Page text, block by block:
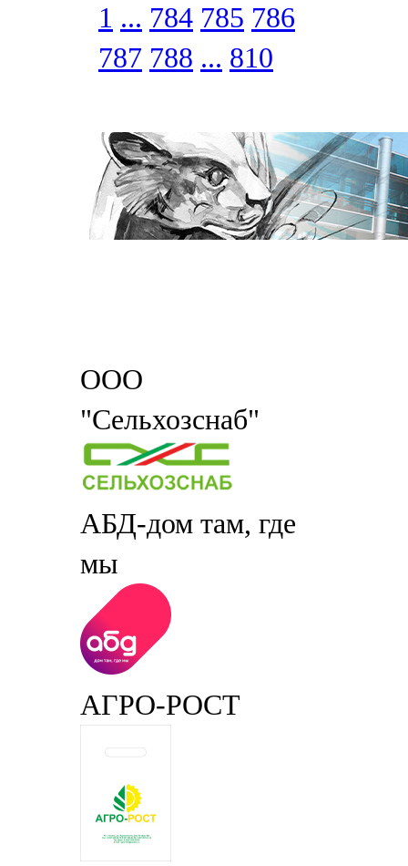
1 ... 784 785 786
787 788 ... 810
ООО
"Сельхозснаб"
АБД-дом там, где
мы
АГРО-РОСТ